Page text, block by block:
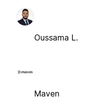
Oussama L.
Maven